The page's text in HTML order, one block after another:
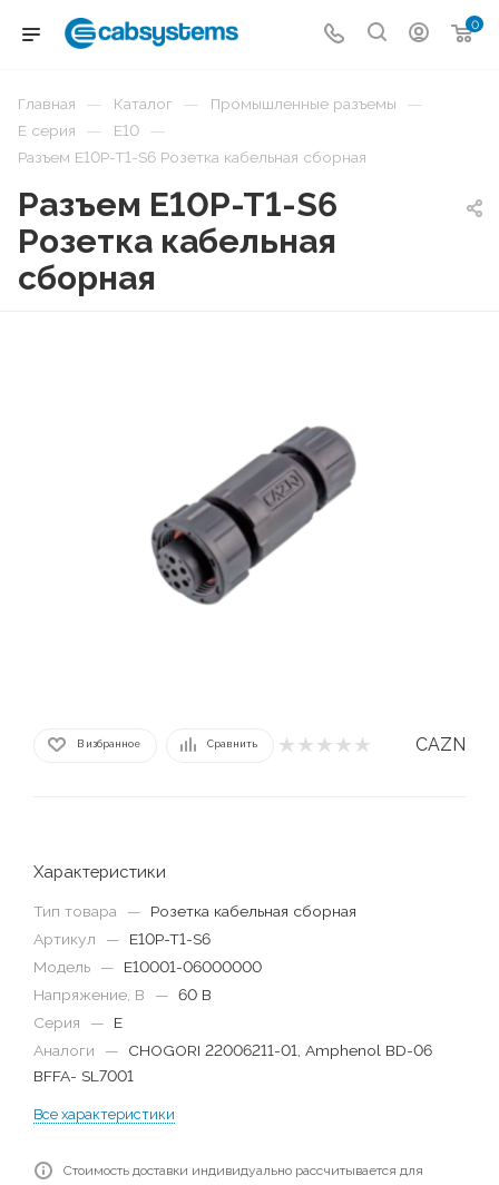
0
Главная — Каталог — Промышленные разъемы —
E серия — E10 —
Разъем E10P-T1-S6 Розетка кабельная сборная
Разъем E10P-T1-S6
Розетка кабельная
сборная
В избранное Сравнить CAZN
Характеристики
Тип товара —
Розетка кабельная сборная
Артикул
—
E10P-T1-S6
Модель
—
E10001-06000000
Напряжение, В
— 60 В
Серия
—
E
Аналоги
—
CHOGORI 22006211-01, Amphenol BD-06
BFFA- SL7001
Все характеристики
Стоимость доставки индивидуально рассчитывается для